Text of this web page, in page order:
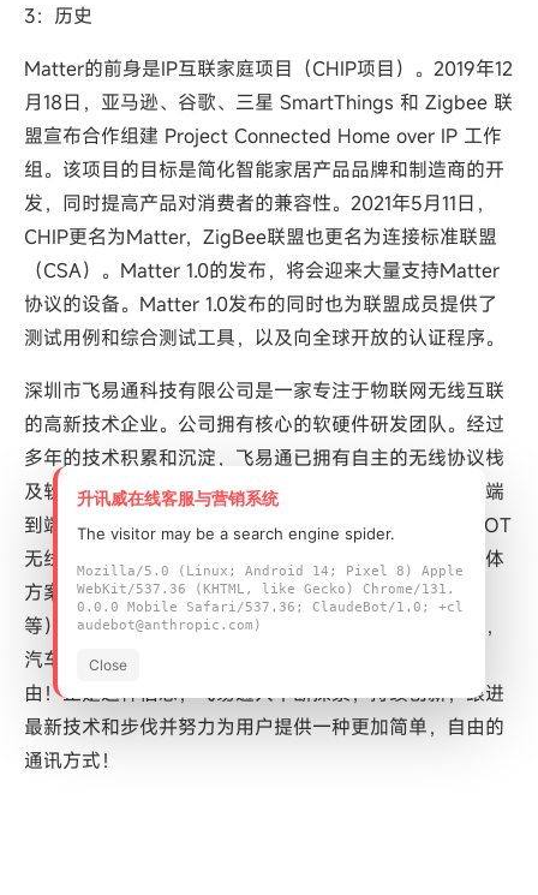
3：历史
Matter的前身是IP互联家庭项目（CHIP项目）。2019年12
月18日，亚马逊、谷歌、三星 SmartThings 和 Zigbee 联
盟宣布合作组建 Project Connected Home over IP 工作
组。该项目的目标是简化智能家居产品品牌和制造商的开
发，同时提高产品对消费者的兼容性。2021年5月11日，
CHIP更名为Matter，ZigBee联盟也更名为连接标准联盟
（CSA）。Matter 1.0的发布，将会迎来大量支持Matter
协议的设备。Matter 1.0发布的同时也为联盟成员提供了
测试用例和综合测试工具，以及向全球开放的认证程序。
深圳市飞易通科技有限公司是一家专注于物联网无线互联
的高新技术企业。公司拥有核心的软硬件研发团队。经过
多年的技术积累和沉淀，飞易通已拥有自主的无线协议栈
及软件知识产权，在短距离无线通信和组网领域构筑了端
到端的方案优势。飞易通产品涵盖蓝牙，Wi-Fi，4G等IOT
无线模组，并可根据客户要求深度定制，提供一站式整体
方案服务（包括软件开发，硬件设计，APP技术支持
等）。目前飞易通产品主要应用于工业物联，健康医疗，
汽车电子，智能家居，移动互联等领域。让沟通简单自
由！正是这种信念，飞易通人不断探索，持续创新，跟进
最新技术和步伐并努力为用户提供一种更加简单，自由的
通讯方式！
升讯威在线客服与营销系统
The visitor may be a search engine spider.
Mozilla/5.0 (Linux; Android 14; Pixel 8) Apple
WebKit/537.36 (KHTML, like Gecko) Chrome/131.
0.0.0 Mobile Safari/537.36; ClaudeBot/1.0; +cl
audebot@anthropic.com)
Close